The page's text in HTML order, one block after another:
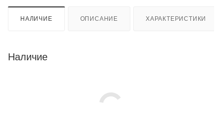
НАЛИЧИЕ ОПИСАНИЕ ХАРАКТЕРИСТИКИ
Наличие